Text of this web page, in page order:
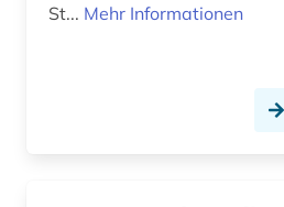
jugendkultur (1)
St... Mehr Informationen